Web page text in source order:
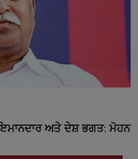
ਇਮਾਨਦਾਰ ਅਤੇ ਦੇਸ਼ ਭਗਤ: ਮੋਹਨ